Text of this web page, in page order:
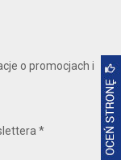
o promocjach i
*